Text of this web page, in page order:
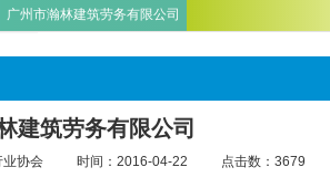
广州市瀚林建筑劳务有限公司
建筑劳务有限公司
业协会 时间：2016-04-22 点击数：3679